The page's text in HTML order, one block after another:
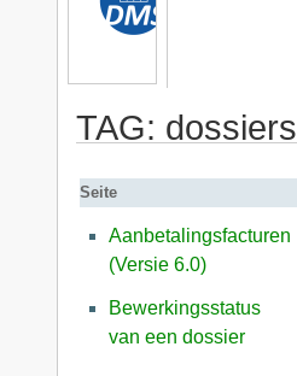
TAG: dossiers
Seite
Aanbetalingsfacturen
(Versie 6.0)
Bewerkingsstatus
van een dossier